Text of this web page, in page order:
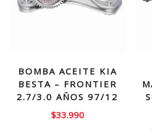
BOMBA ACEITE KIA
BESTA – FRONTIER
2.7/3.0 AÑOS 97/12
$33.990